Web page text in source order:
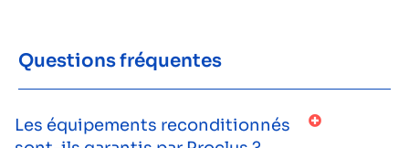
Questions fréquentes
Les équipements reconditionnés